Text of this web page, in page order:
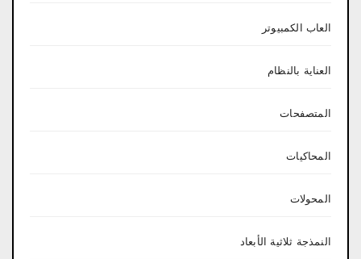
العاب الكمبيوتر
العناية بالنظام
المتصفحات
المحاكيات
المحولات
النمذجة ثلاثية الأبعاد